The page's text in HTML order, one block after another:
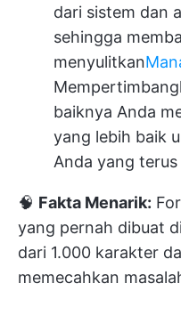
dari sistem dan
sehingga
menyulitkan
baiknya Anda
yang lebih baik
Anda yang
🧠 Fakta Menarik:
yang pernah dibuat
dari 1.000 karakter
memecahkan